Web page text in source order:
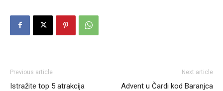
Previous article
Istražite top 5 atrakcija
Next article
Advent u Čardi kod Baranjca